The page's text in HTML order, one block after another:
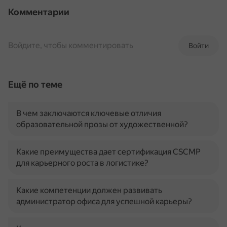
Комментарии
Войти
Войдите, чтобы комментировать
Ещё по теме
В чем заключаются ключевые отличия
образовательной прозы от художественной?
Какие преимущества дает сертификация CSCMP
для карьерного роста в логистике?
Какие компетенции должен развивать
администратор офиса для успешной карьеры?